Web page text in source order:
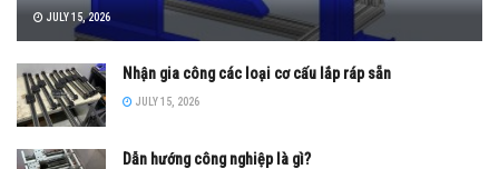
JULY 15, 2026
Nhận gia công các loại cơ cấu lắp ráp sẵn
JULY 15, 2026
Dẫn hướng công nghiệp là gì?